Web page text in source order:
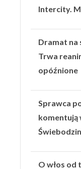
Intercity.
Dramat na
Trwa
opóźnione
Sprawca
komentują
O włos od